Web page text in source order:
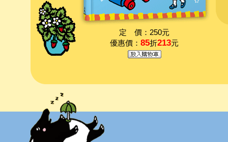
定 價：250元
優惠價：85折213元